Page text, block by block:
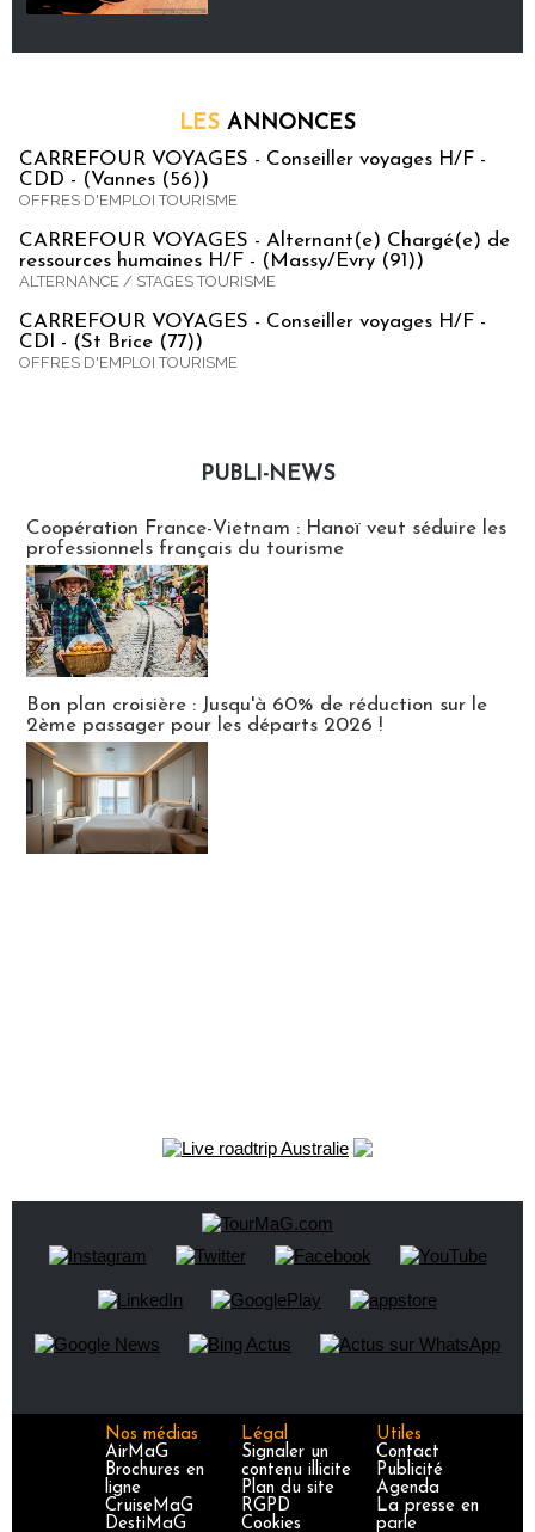
LES ANNONCES
CARREFOUR VOYAGES - Conseiller voyages H/F -
CDD - (Vannes (56))
OFFRES D'EMPLOI TOURISME
CARREFOUR VOYAGES - Alternant(e) Chargé(e) de
ressources humaines H/F - (Massy/Evry (91))
ALTERNANCE / STAGES TOURISME
CARREFOUR VOYAGES - Conseiller voyages H/F -
CDI - (St Brice (77))
OFFRES D'EMPLOI TOURISME
PUBLI-NEWS
Coopération France-Vietnam : Hanoï veut séduire les
professionnels français du tourisme
Bon plan croisière : Jusqu'à 60% de réduction sur le
2ème passager pour les départs 2026 !
Nos médias
AirMaG
Brochures en
ligne
CruiseMaG
DestiMaG
Légal
Signaler un
contenu illicite
Plan du site
RGPD
Cookies
Utiles
Contact
Publicité
Agenda
La presse en
parle